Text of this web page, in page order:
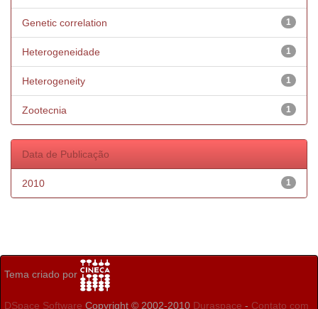
1
Genetic correlation
1
Heterogeneidade
1
Heterogeneity
1
Zootecnia
Data de Publicação
1
2010
Tema criado por
DSpace Software Copyright © 2002-2010 Duraspace - Contato com